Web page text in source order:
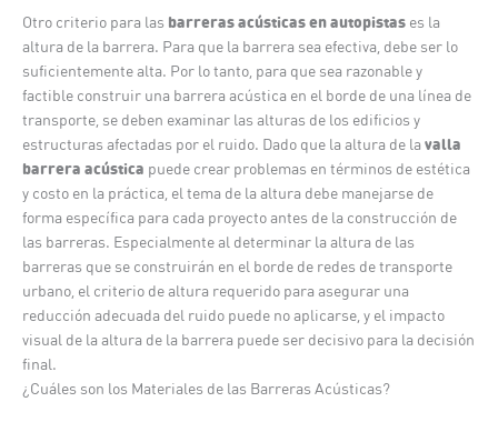
Otro criterio para las barreras acústicas en autopistas es la
altura de la barrera. Para que la barrera sea efectiva, debe ser lo
suficientemente alta. Por lo tanto, para que sea razonable y
factible construir una barrera acústica en el borde de una línea de
transporte, se deben examinar las alturas de los edificios y
estructuras afectadas por el ruido. Dado que la altura de la valla
barrera acústica puede crear problemas en términos de estética
y costo en la práctica, el tema de la altura debe manejarse de
forma específica para cada proyecto antes de la construcción de
las barreras. Especialmente al determinar la altura de las
barreras que se construirán en el borde de redes de transporte
urbano, el criterio de altura requerido para asegurar una
reducción adecuada del ruido puede no aplicarse, y el impacto
visual de la altura de la barrera puede ser decisivo para la decisión
final.
¿Cuáles son los Materiales de las Barreras Acústicas?